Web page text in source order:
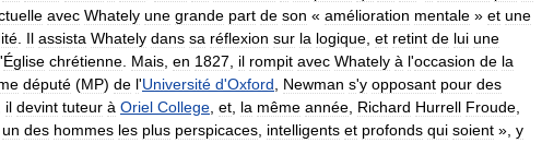
avec Whately une grande part de son « amélioration mentale » et une
. Il assista Whately dans sa réflexion sur la logique, et retint de lui une
'Église chrétienne. Mais, en 1827, il rompit avec Whately à l'occasion de la
député (MP) de l'Université d'Oxford, Newman s'y opposant pour des
il devint tuteur à Oriel College, et, la même année, Richard Hurrell Froude,
un des hommes les plus perspicaces, intelligents et profonds qui soient », y